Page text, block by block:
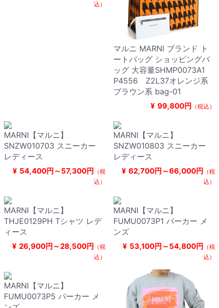
込）
マルニ MARNI ブランド ト
ートバッグ ショッピングバ
ッグ 大容量SHMP0073A1
P4556 Z2L37オレンジ系
ブラウン系 bag-01
¥ 99,800円 （税込）
MARNI【マルニ】
SNZW010703 スニーカー
レディース
¥ 54,400円～57,300円 （税
込）
MARNI【マルニ】
SNZW010803 スニーカー
レディース
¥ 62,700円～66,000円 （税
込）
MARNI【マルニ】
THJE0129PH Tシャツ レデ
ィース
¥ 26,900円～28,500円 （税
込）
MARNI【マルニ】
FUMU0073P1 パーカー メ
ンズ
¥ 53,100円～54,800円 （税
込）
MARNI【マルニ】
FUMU0073P5 パーカー メ